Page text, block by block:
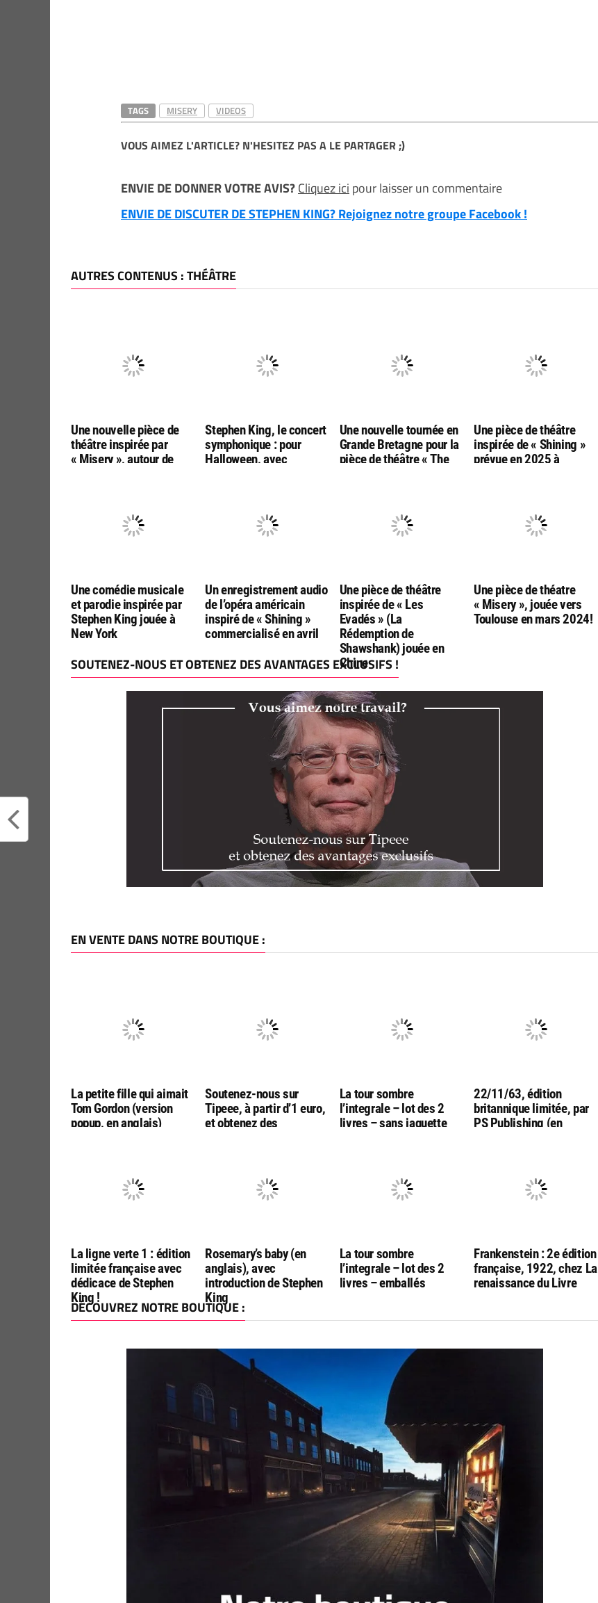
TAGS MISERY VIDEOS
VOUS AIMEZ L'ARTICLE? N'HESITEZ PAS A LE PARTAGER ;)
ENVIE DE DONNER VOTRE AVIS?Cliquez ici pour laisser un commentaire
ENVIE DE DISCUTER DE STEPHEN KING? Rejoignez notre groupe Facebook !
AUTRES CONTENUS : THÉÂTRE
Une nouvelle pièce de
théâtre inspirée par
« Misery », autour de
Stephen King, le concert
symphonique : pour
Halloween, avec
Une nouvelle tournée en
Grande Bretagne pour la
pièce de théâtre « The
Une pièce de théâtre
inspirée de « Shining »
prévue en 2025 à
Une comédie musicale
et parodie inspirée par
Stephen King jouée à
New York
Un enregistrement audio
de l’opéra américain
inspiré de « Shining »
commercialisé en avril
Une pièce de théâtre
inspirée de « Les
Evadés » (La
Rédemption de
Shawshank) jouée en
Chine
Une pièce de théatre
« Misery », jouée vers
Toulouse en mars 2024!
SOUTENEZ-NOUS ET OBTENEZ DES AVANTAGES EXCLUSIFS !
EN VENTE DANS NOTRE BOUTIQUE :
La petite fille qui aimait
Tom Gordon (version
popup, en anglais)
Soutenez-nous sur
Tipeee, à partir d’1 euro,
et obtenez des
La tour sombre
l’integrale – lot des 2
livres – sans jaquette
22/11/63, édition
britannique limitée, par
PS Publishing (en
La ligne verte 1 : édition
limitée française avec
dédicace de Stephen
King !
Rosemary’s baby (en
anglais), avec
introduction de Stephen
King
La tour sombre
l’integrale – lot des 2
livres – emballés
Frankenstein : 2e édition
française, 1922, chez La
renaissance du Livre
DÉCOUVREZ NOTRE BOUTIQUE :